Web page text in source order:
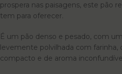
prospera nas paisagens, este pão
tem para oferecer.
É um pão denso e pesado, com
levemente polvilhada com farinha,
compacto e de aroma